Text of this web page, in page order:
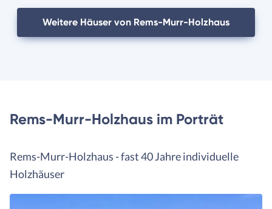
Weitere Häuser von Rems-Murr-Holzhaus
Rems-Murr-Holzhaus im Porträt
Rems-Murr-Holzhaus - fast 40 Jahre individuelle
Holzhäuser